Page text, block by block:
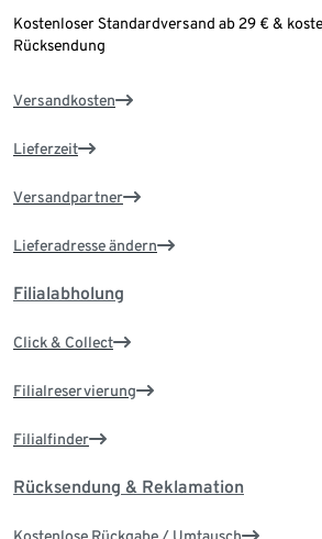
Kostenloser Standardversand ab 29 € &
Rücksendung
Versandkosten
Lieferzeit
Versandpartner
Lieferadresse ändern
Filialabholung
Click & Collect
Filialreservierung
Filialfinder
Rücksendung & Reklamation